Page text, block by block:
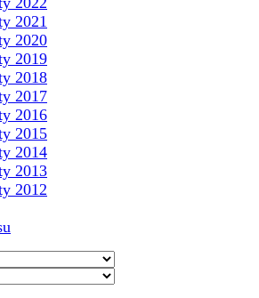
2021
2020
2019
2018
2017
2016
2015
2014
2013
2012